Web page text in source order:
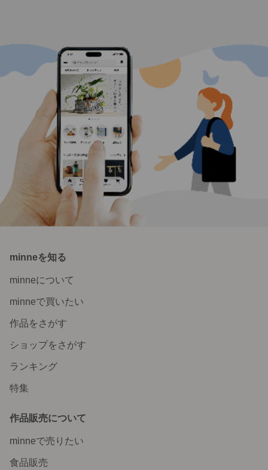
minneを知る
minneについて
minneで買いたい
作品をさがす
ショップをさがす
ランキング
特集
作品販売について
minneで売りたい
食品販売